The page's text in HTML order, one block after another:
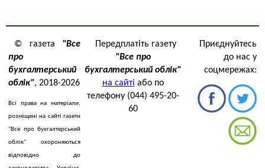
© газета "Все
про
бухгалтерський
облік", 2018-2026
Всі права на матеріали,
розміщені на сайті газети
"Все про бухгалтерський
облік" охороняються
відповідно до
Передплатіть газету
"Все про
бухгалтерський облік"
на сайті або по
телефону (044) 495-20-
60
Приєднуйтесь
до нас у
соцмережах: